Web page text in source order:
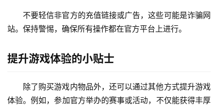
不要轻信非官方的充值链接或广告，这些可能是诈骗网
站。保持警惕，确保所有操作都在官方平台上进行。
提升游戏体验的小贴士
除了购买游戏内物品外，还可以通过其他方式提升游戏
体验。例如，参加官方举办的赛事或活动，不仅能获得丰厚